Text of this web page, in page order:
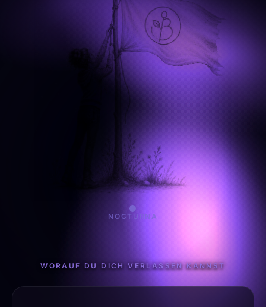
NOCTURNA
WORAUF DU DICH VERLASSEN KANNST